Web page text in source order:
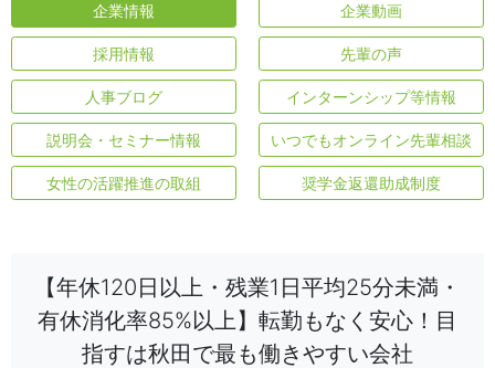
企業情報 企業動画
採用情報 先輩の声
人事ブログ インターンシップ等情報
説明会・セミナー情報 いつでもオンライン先輩相談
女性の活躍推進の取組 奨学金返還助成制度
【年休120日以上・残業1日平均25分未満・
有休消化率85%以上】転勤もなく安心！目
指すは秋田で最も働きやすい会社